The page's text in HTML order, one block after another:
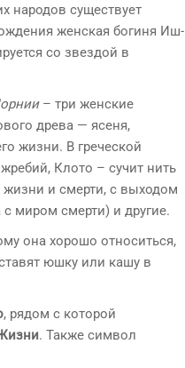
народов существует
женская богиня Иш-
со звездой в
– три женские
древа — ясеня,
жизни. В греческой
Клото – сучит нить
и смерти, с выходом
с миром смерти) и другие.
она хорошо относиться,
юшку или кашу в
, рядом с которой
. Также символ